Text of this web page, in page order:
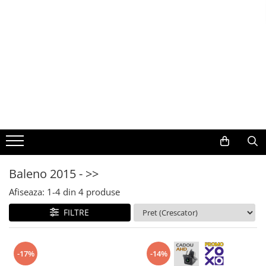
Volkswagen
Audi
Mercedes Benz
Ford
Skoda
Baleno 2015 - >>
Afiseaza: 1-4 din 4 produse
FILTRE
-17% -14%